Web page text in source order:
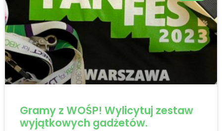
Gramy z WOŚP! Wylicytuj zestaw
wyjątkowych gadżetów.